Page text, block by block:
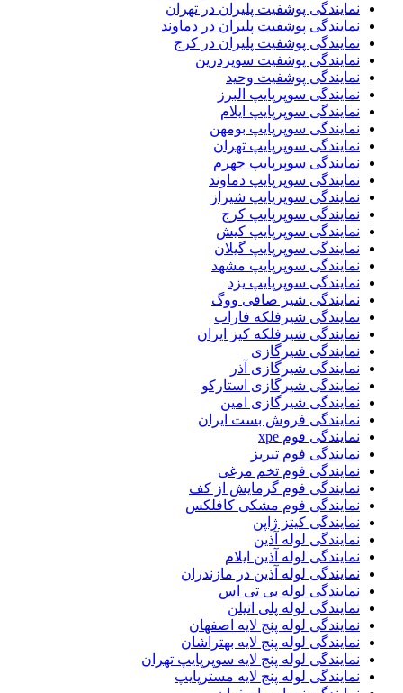
نمایندگی پوشفیت پلیران در تهران
نمایندگی پوشفیت پلیران در دماوند
نمایندگی پوشفیت پلیران در کرج
نمایندگی پوشفیت سوپردرین
نمایندگی پوشفیت وحید
نمایندگی سوپرپایپ البرز
نمایندگی سوپرپایپ ایلام
نمایندگی سوپرپایپ بومهن
نمایندگی سوپرپایپ تهران
نمایندگی سوپرپایپ جهرم
نمایندگی سوپرپایپ دماوند
نمایندگی سوپرپایپ شیراز
نمایندگی سوپرپایپ کرج
نمایندگی سوپرپایپ کیش
نمایندگی سوپرپایپ گیلان
نمایندگی سوپرپایپ مشهد
نمایندگی سوپرپایپ یزد
نمایندگی شیر صافی ووگ
نمایندگی شیرفلکه فاراب
نمایندگی شیرفلکه کیز ایران
نمایندگی شیرگازی
نمایندگی شیرگازی آذر
نمایندگی شیرگازی استارکو
نمایندگی شیرگازی امین
نمایندگی فروش بست ایران
نمایندگی فوم xpe
نمایندگی فوم تبریز
نمایندگی فوم تخم مرغی
نمایندگی فوم گرمایش از کف
نمایندگی فوم مشکی کافلکس
نمایندگی کیتز ژاپن
نمایندگی لوله آذین
نمایندگی لوله آذین ایلام
نمایندگی لوله آذین در مازندران
نمایندگی لوله بی تی اس
نمایندگی لوله پلی اتیلن
نمایندگی لوله پنج لایه اصفهان
نمایندگی لوله پنج لایه بهتراشان
نمایندگی لوله پنج لایه سوپرپایپ تهران
نمایندگی لوله پنج لایه مسترپایپ